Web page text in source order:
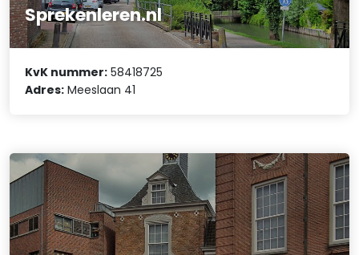
Sprekenleren.nl
KvK nummer: 58418725
Adres: Meeslaan 41